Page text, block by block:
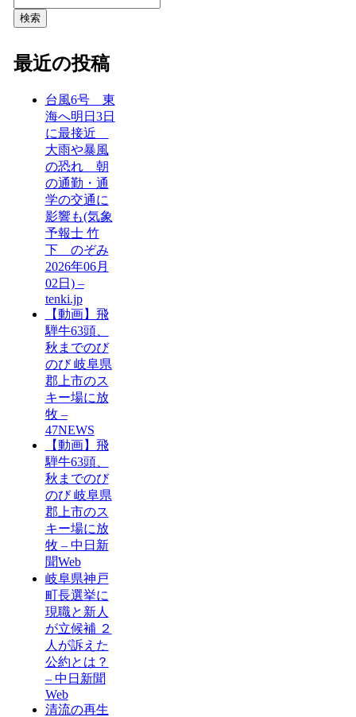
検索
最近の投稿
台風6号 東
海へ明日3日
に最接近
大雨や暴風
の恐れ 朝
の通勤・通
学の交通に
影響も(気象
予報士 竹
下 のぞみ
2026年06月
02日) –
tenki.jp
【動画】飛
騨牛63頭、
秋までのび
のび 岐阜県
郡上市のス
キー場に放
牧 –
47NEWS
【動画】飛
騨牛63頭、
秋までのび
のび 岐阜県
郡上市のス
キー場に放
牧 – 中日新
聞Web
岐阜県神戸
町長選挙に
現職と新人
が立候補 ２
人が訴えた
公約とは？
– 中日新聞
Web
清流の再生